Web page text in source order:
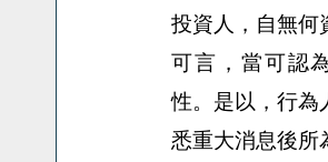
投資人，自無何
可言，當可認
性。是以，行為
悉重大消息後所